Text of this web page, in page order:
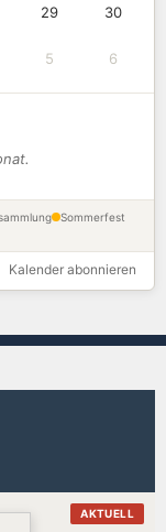
29 30
5 6
Sommerfest
Kalender abonnieren
AKTUELL